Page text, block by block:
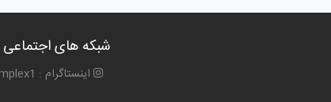
شبکه های اجتماعی
اینستاگرام : Golden_sport_complex1